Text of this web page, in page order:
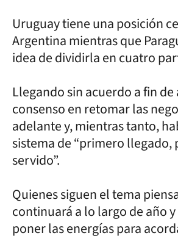
Uruguay tiene una posición
Argentina mientras que
idea de dividirla en cuatro
Llegando sin acuerdo a fin
consenso en retomar las
adelante y, mientras tanto,
sistema de “primero llegado,
servido”.
Quienes siguen el tema
continuará a lo largo de año
poner las energías para